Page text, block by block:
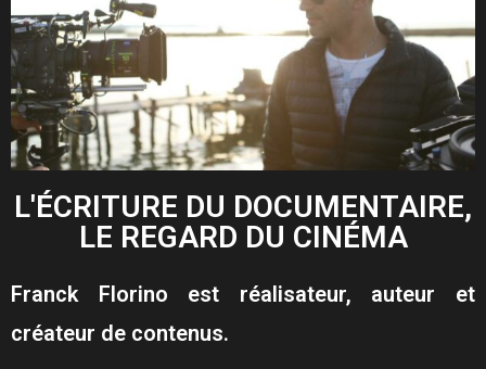
L'ÉCRITURE DU DOCUMENTAIRE,
LE REGARD DU CINÉMA
Franck Florino est réalisateur, auteur et
créateur de contenus.